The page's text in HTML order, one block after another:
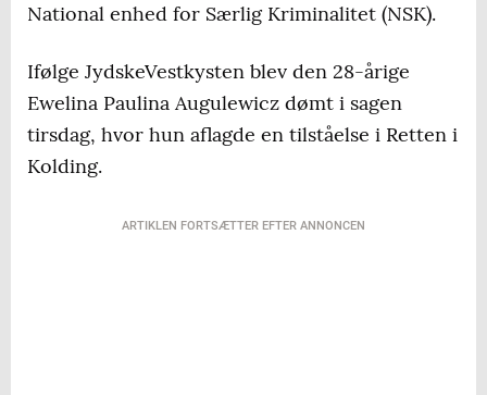
National enhed for Særlig Kriminalitet (NSK).
Ifølge JydskeVestkysten blev den 28-årige
Ewelina Paulina Augulewicz dømt i sagen
tirsdag, hvor hun aflagde en tilståelse i Retten i
Kolding.
ARTIKLEN FORTSÆTTER EFTER ANNONCEN